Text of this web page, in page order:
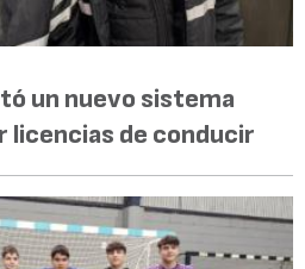
un nuevo sistema
licencias de conducir